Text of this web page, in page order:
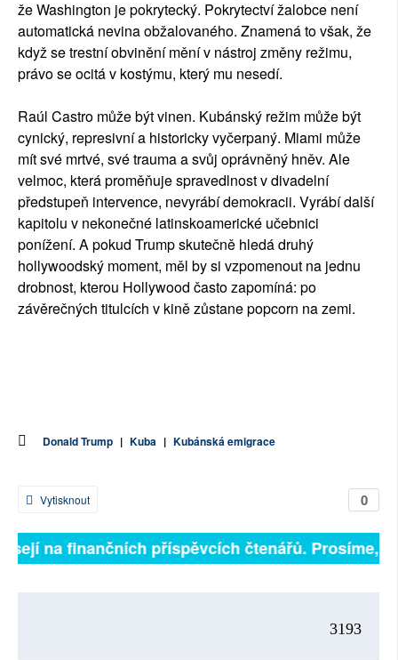
že Washington je pokrytecký. Pokrytectví žalobce není
automatická nevina obžalovaného. Znamená to však, že
když se trestní obvinění mění v nástroj změny režimu,
právo se ocitá v kostýmu, který mu nesedí.
Raúl Castro může být vinen. Kubánský režim může být
cynický, represivní a historicky vyčerpaný. Miami může
mít své mrtvé, své trauma a svůj oprávněný hněv. Ale
velmoc, která proměňuje spravedlnost v divadelní
předstupeň intervence, nevyrábí demokracii. Vyrábí další
kapitolu v nekonečné latinskoamerické učebnici
ponížení. A pokud Trump skutečně hledá druhý
hollywoodský moment, měl by si vzpomenout na jednu
drobnost, kterou Hollywood často zapomíná: po
závěrečných titulcích v kině zůstane popcorn na zemi.
Donald Trump | Kuba | Kubánská emigrace
0
Vytisknout
na finančních příspěvcích čtenářů. Prosíme,
3193